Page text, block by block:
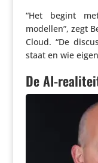
“Het begint
modellen”, zegt
Cloud. “De
staat en wie
De AI-